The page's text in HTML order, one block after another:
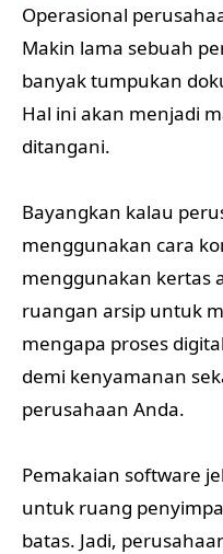
Operasional
Makin lama sebuah
banyak tumpukan
Hal ini akan menjadi
ditangani.
Bayangkan kalau
menggunakan cara
menggunakan kertas
ruangan arsip untuk
mengapa proses
demi kenyamanan
perusahaan Anda.
Pemakaian software
untuk ruang
batas. Jadi,